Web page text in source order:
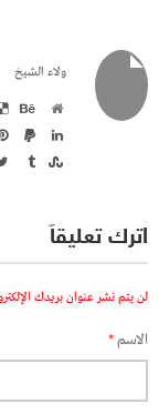
ولاء الشيخ
اترك تعليقاً
لن يتم نشر عنوان بريدك
الاسم*